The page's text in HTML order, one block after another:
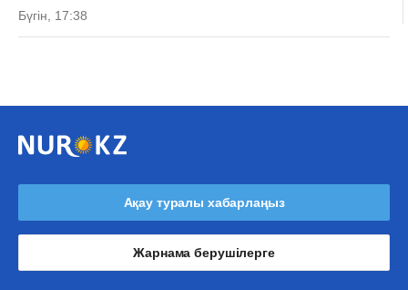
Бүгін, 17:38
Ақау туралы хабарлаңыз
Жарнама берушілерге